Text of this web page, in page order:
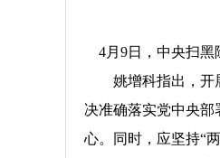
4月9日，中央扫黑
姚增科指出，开展
决准确落实党中央
心。同时，应坚持“